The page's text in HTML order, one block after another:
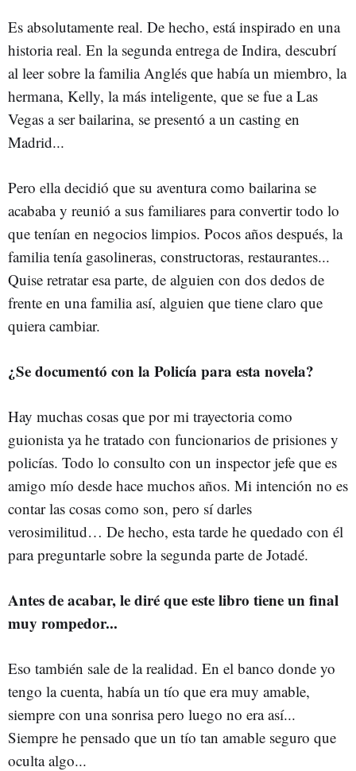
Es absolutamente real. De hecho, está inspirado en una
historia real. En la segunda entrega de Indira, descubrí
al leer sobre la familia Anglés que había un miembro, la
hermana, Kelly, la más inteligente, que se fue a Las
Vegas a ser bailarina, se presentó a un casting en
Madrid...
Pero ella decidió que su aventura como bailarina se
acababa y reunió a sus familiares para convertir todo lo
que tenían en negocios limpios. Pocos años después, la
familia tenía gasolineras, constructoras, restaurantes...
Quise retratar esa parte, de alguien con dos dedos de
frente en una familia así, alguien que tiene claro que
quiera cambiar.
¿Se documentó con la Policía para esta novela?
Hay muchas cosas que por mi trayectoria como
guionista ya he tratado con funcionarios de prisiones y
policías. Todo lo consulto con un inspector jefe que es
amigo mío desde hace muchos años. Mi intención no es
contar las cosas como son, pero sí darles
verosimilitud… De hecho, esta tarde he quedado con él
para preguntarle sobre la segunda parte de Jotadé.
Antes de acabar, le diré que este libro tiene un final
muy rompedor...
Eso también sale de la realidad. En el banco donde yo
tengo la cuenta, había un tío que era muy amable,
siempre con una sonrisa pero luego no era así...
Siempre he pensado que un tío tan amable seguro que
oculta algo...